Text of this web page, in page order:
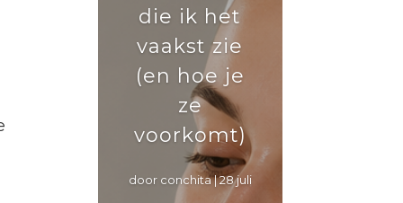
die ik het
vaakst zie
(en hoe je
ze
voorkomt)
door conchita|28 juli